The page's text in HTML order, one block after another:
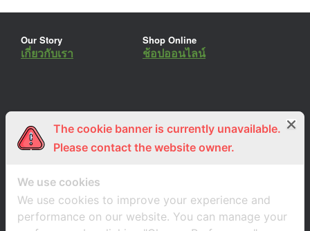
Our Story
เกี่ยวกับเรา
Shop Online
ช้อปออนไลน์
ร่วมงานกับเรา
สมัครงาน
Lemon Farm Cafe
ร้านอาหารอินทรีย์
The cookie banner is currently unavailable.
Please contact the website owner.
We use cookies
We use cookies to improve your experience and
performance on our website. You can manage your